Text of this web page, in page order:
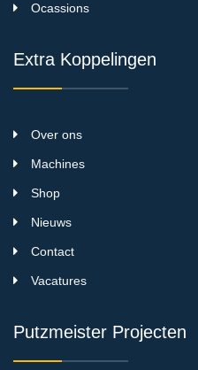
Ocassions
Extra Koppelingen
Over ons
Machines
Shop
Nieuws
Contact
Vacatures
Putzmeister Projecten